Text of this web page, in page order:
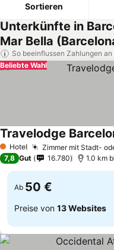
Sortieren
Unterkünfte in
Mar Bella
So beeinflussen Zahlungen
Beliebte Wahl
1 Sterne
Hotel Zimmer mit Stadt-
Travelodge
7,8 Gut 16.780 1.0 km
Ab 50 €
Preise von 13 Websites